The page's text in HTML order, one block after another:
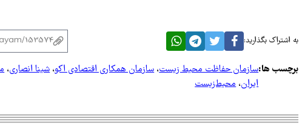
به اشتراک بگذارید:
برچسب ها:سازمان حفاظت محیط زیست،سازمان همکاری اقتصادی اکو،شینا انصاری،
ایران،محیط‌زیست